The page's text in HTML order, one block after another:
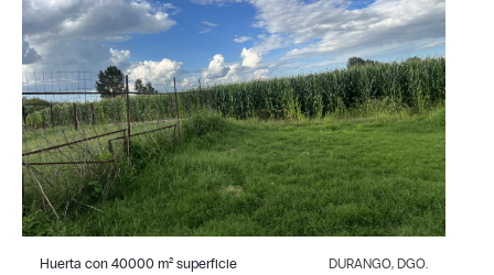
Huerta con 40000 m² superficie
DURANGO, DGO.